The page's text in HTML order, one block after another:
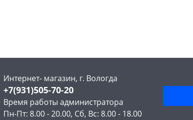
Интернет- магазин, г. Вологда
+7(931)505-70-20
Время работы администратора
Пн-Пт: 8.00 - 20.00, Сб, Вс: 8.00 - 18.00
раз в 2 недели